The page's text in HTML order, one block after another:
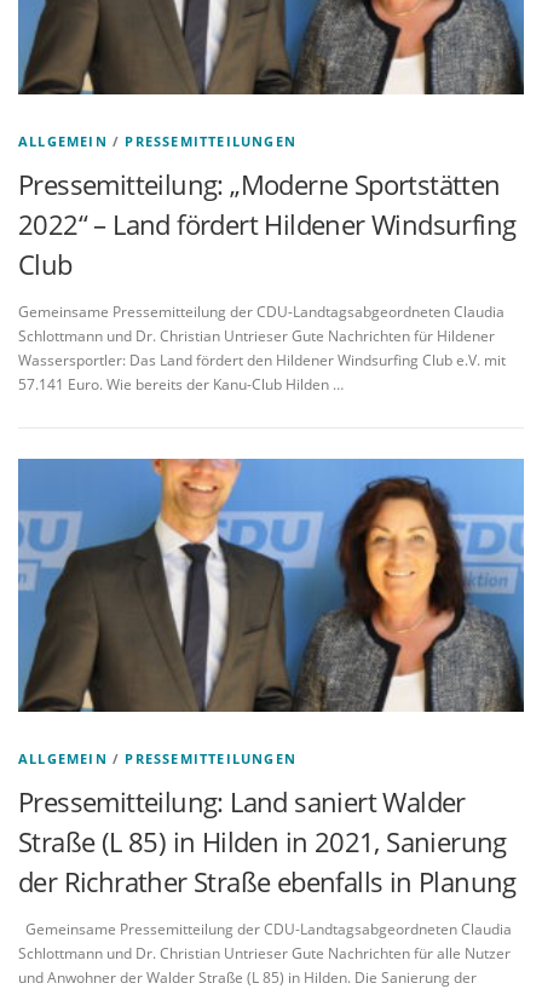
ALLGEMEIN / PRESSEMITTEILUNGEN
Pressemitteilung: „Moderne Sportstätten
2022“ – Land fördert Hildener Windsurfing
Club
Gemeinsame Pressemitteilung der CDU-Landtagsabgeordneten Claudia
Schlottmann und Dr. Christian Untrieser Gute Nachrichten für Hildener
Wassersportler: Das Land fördert den Hildener Windsurfing Club e.V. mit
57.141 Euro. Wie bereits der Kanu-Club Hilden …
ALLGEMEIN / PRESSEMITTEILUNGEN
Pressemitteilung: Land saniert Walder
Straße (L 85) in Hilden in 2021, Sanierung
der Richrather Straße ebenfalls in Planung
Gemeinsame Pressemitteilung der CDU-Landtagsabgeordneten Claudia
Schlottmann und Dr. Christian Untrieser Gute Nachrichten für alle Nutzer
und Anwohner der Walder Straße (L 85) in Hilden. Die Sanierung der